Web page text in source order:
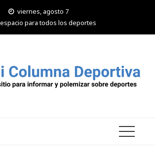
viernes, agosto 7
para todos los deportes